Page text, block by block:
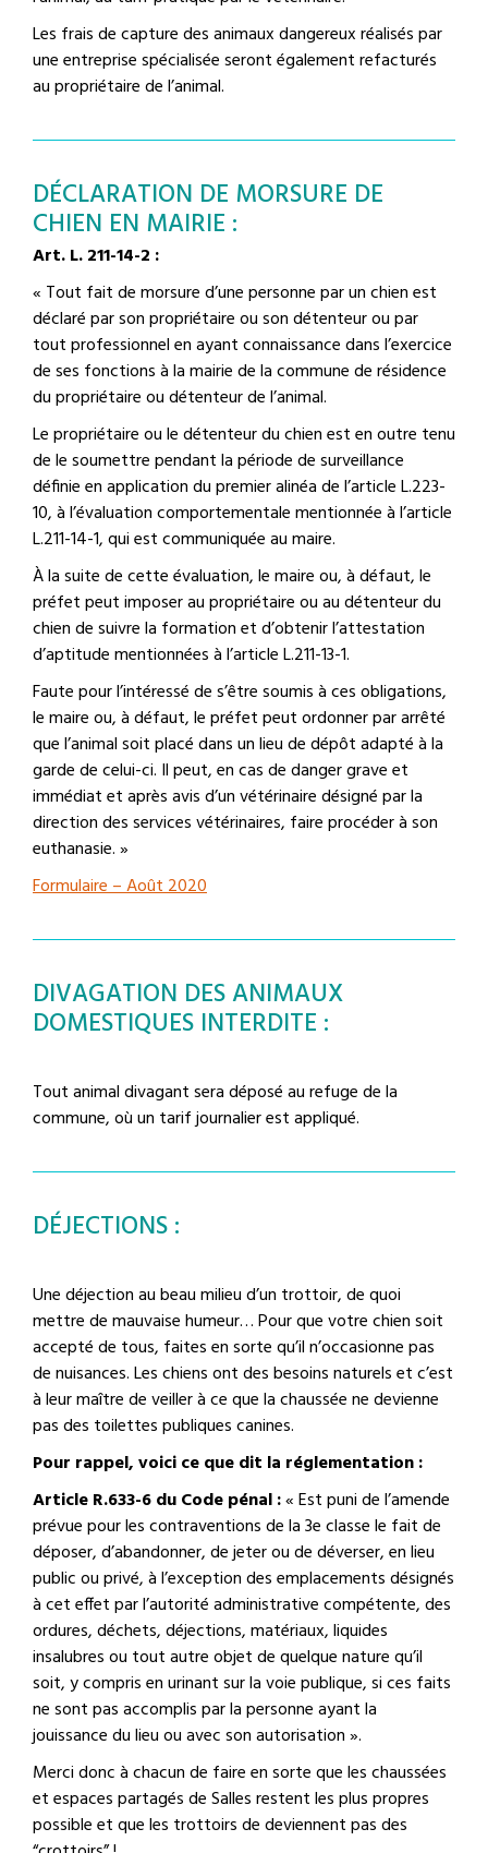
Les frais de capture des animaux dangereux réalisés par
une entreprise spécialisée seront également refacturés
au propriétaire de l’animal.
DÉCLARATION DE MORSURE DE
CHIEN EN MAIRIE :
Art. L. 211-14-2 :
« Tout fait de morsure d’une personne par un chien est
déclaré par son propriétaire ou son détenteur ou par
tout professionnel en ayant connaissance dans l’exercice
de ses fonctions à la mairie de la commune de résidence
du propriétaire ou détenteur de l’animal.
Le propriétaire ou le détenteur du chien est en outre tenu
de le soumettre pendant la période de surveillance
définie en application du premier alinéa de l’article L.223-
10, à l’évaluation comportementale mentionnée à l’article
L.211-14-1, qui est communiquée au maire.
À la suite de cette évaluation, le maire ou, à défaut, le
préfet peut imposer au propriétaire ou au détenteur du
chien de suivre la formation et d’obtenir l’attestation
d’aptitude mentionnées à l’article L.211-13-1.
Faute pour l’intéressé de s’être soumis à ces obligations,
le maire ou, à défaut, le préfet peut ordonner par arrêté
que l’animal soit placé dans un lieu de dépôt adapté à la
garde de celui-ci. Il peut, en cas de danger grave et
immédiat et après avis d’un vétérinaire désigné par la
direction des services vétérinaires, faire procéder à son
euthanasie. »
Formulaire – Août 2020
DIVAGATION DES ANIMAUX
DOMESTIQUES INTERDITE :
Tout animal divagant sera déposé au refuge de la
commune, où un tarif journalier est appliqué.
DÉJECTIONS :
Une déjection au beau milieu d’un trottoir, de quoi
mettre de mauvaise humeur… Pour que votre chien soit
accepté de tous, faites en sorte qu’il n’occasionne pas
de nuisances. Les chiens ont des besoins naturels et c’est
à leur maître de veiller à ce que la chaussée ne devienne
pas des toilettes publiques canines.
Pour rappel, voici ce que dit la réglementation :
Article R.633-6 du Code pénal :« Est puni de l’amende
prévue pour les contraventions de la 3e classe le fait de
déposer, d’abandonner, de jeter ou de déverser, en lieu
public ou privé, à l’exception des emplacements désignés
à cet effet par l’autorité administrative compétente, des
ordures, déchets, déjections, matériaux, liquides
insalubres ou tout autre objet de quelque nature qu’il
soit, y compris en urinant sur la voie publique, si ces faits
ne sont pas accomplis par la personne ayant la
jouissance du lieu ou avec son autorisation ».
Merci donc à chacun de faire en sorte que les chaussées
et espaces partagés de Salles restent les plus propres
possible et que les trottoirs de deviennent pas des